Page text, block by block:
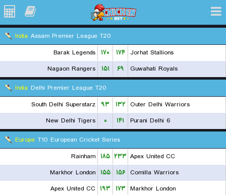
India Assam Premier League T20
Barak Legends ۱۷۰ ۱۷۴
Jorhat Stallions
Nagaon Rangers
۱۵۱ ۶۹
Guwahati Royals
India Delhi Premier League T20
South Delhi Superstarz
۹۳ ۱۳۲ Outer Delhi Warriors
New Delhi Tigers
۰ ۱۴۱
Purani Delhi 6
Europe T10 European Cricket Series
Rainham ۱۸۵ ۲۳۳ Apex United CC
Markhor London ۱۵۵ ۱۵۶
Comilla Warriors
Apex United CC ۱۹۳ ۱۷۳ Markhor London